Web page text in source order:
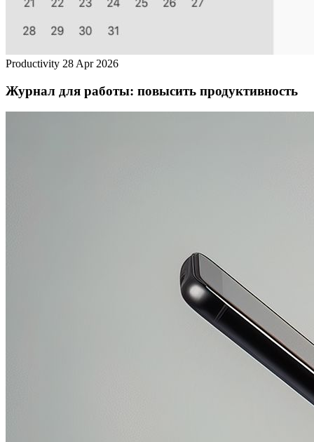
Productivity 28 Apr 2026
Журнал для работы: повысить продуктивность